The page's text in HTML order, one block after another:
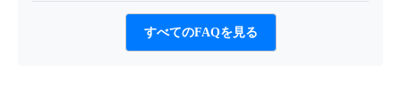
すべてのFAQを見る